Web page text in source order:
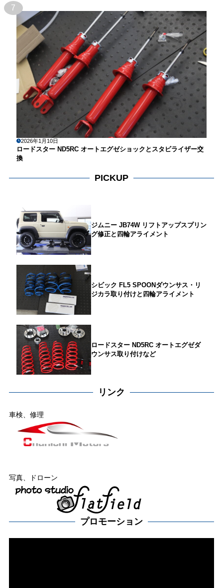
7
2026年1月10日
ロードスター ND5RC オートエグゼショックとスタビライザー交
換
PICKUP
ジムニー JB74W リフトアップスプリン
グ修正と四輪アライメント
シビック FL5 SPOONダウンサス・リ
ジカラ取り付けと四輪アライメント
ロードスター ND5RC オートエグゼダ
ウンサス取り付けなど
リンク
車検、修理
写真、ドローン
プロモーション